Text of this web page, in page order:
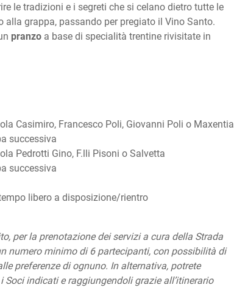
le tradizioni e i segreti che si celano dietro tutte le
grappa, passando per pregiato il Vino Santo.
pranzo a base di specialità trentine rivisitate in
Casimiro, Francesco Poli, Giovanni Poli o Maxentia
successiva
Pedrotti Gino, F.lli Pisoni o Salvetta
successiva
libero a disposizione/rientro
per la prenotazione dei servizi a cura della Strada
numero minimo di 6 partecipanti, con possibilità di
preferenze di ognuno. In alternativa, potrete
indicati e raggiungendoli grazie all’itinerario